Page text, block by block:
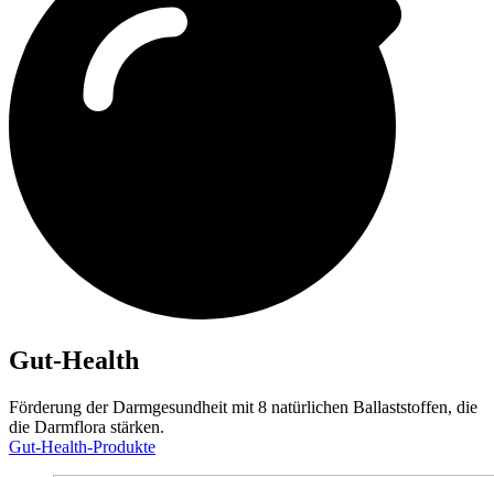
Gut-Health
Förderung der Darmgesundheit mit 8 natürlichen Ballaststoffen, die
die Darmflora stärken.
Gut-Health-Produkte